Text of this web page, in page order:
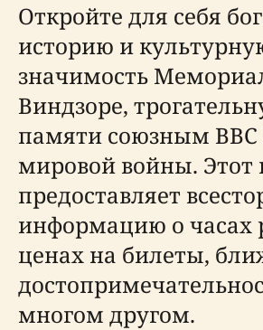
Откройте для себя
историю и
значимость
Виндзоре,
памяти союзным ВВС
мировой войны. Этот
предоставляет
информацию о часах
ценах на билеты,
многом другом.